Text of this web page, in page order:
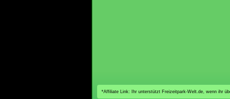
*Affiliate Link: Ihr unterstützt Freizeitpark-Welt.de, wenn ihr